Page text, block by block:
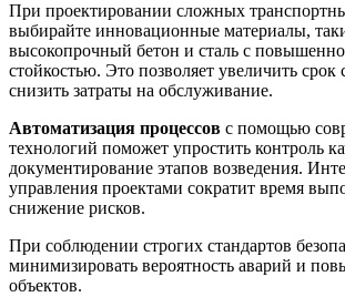
При проектировании сложных
выбирайте инновационные материалы,
высокопрочный бетон и сталь с
стойкостью. Это позволяет увеличить
снизить затраты на обслуживание.
Автоматизация процессов с помощью
технологий поможет упростить контроль
документирование этапов возведения.
управления проектами сократит время
снижение рисков.
При соблюдении строгих стандартов
минимизировать вероятность аварий и
объектов.